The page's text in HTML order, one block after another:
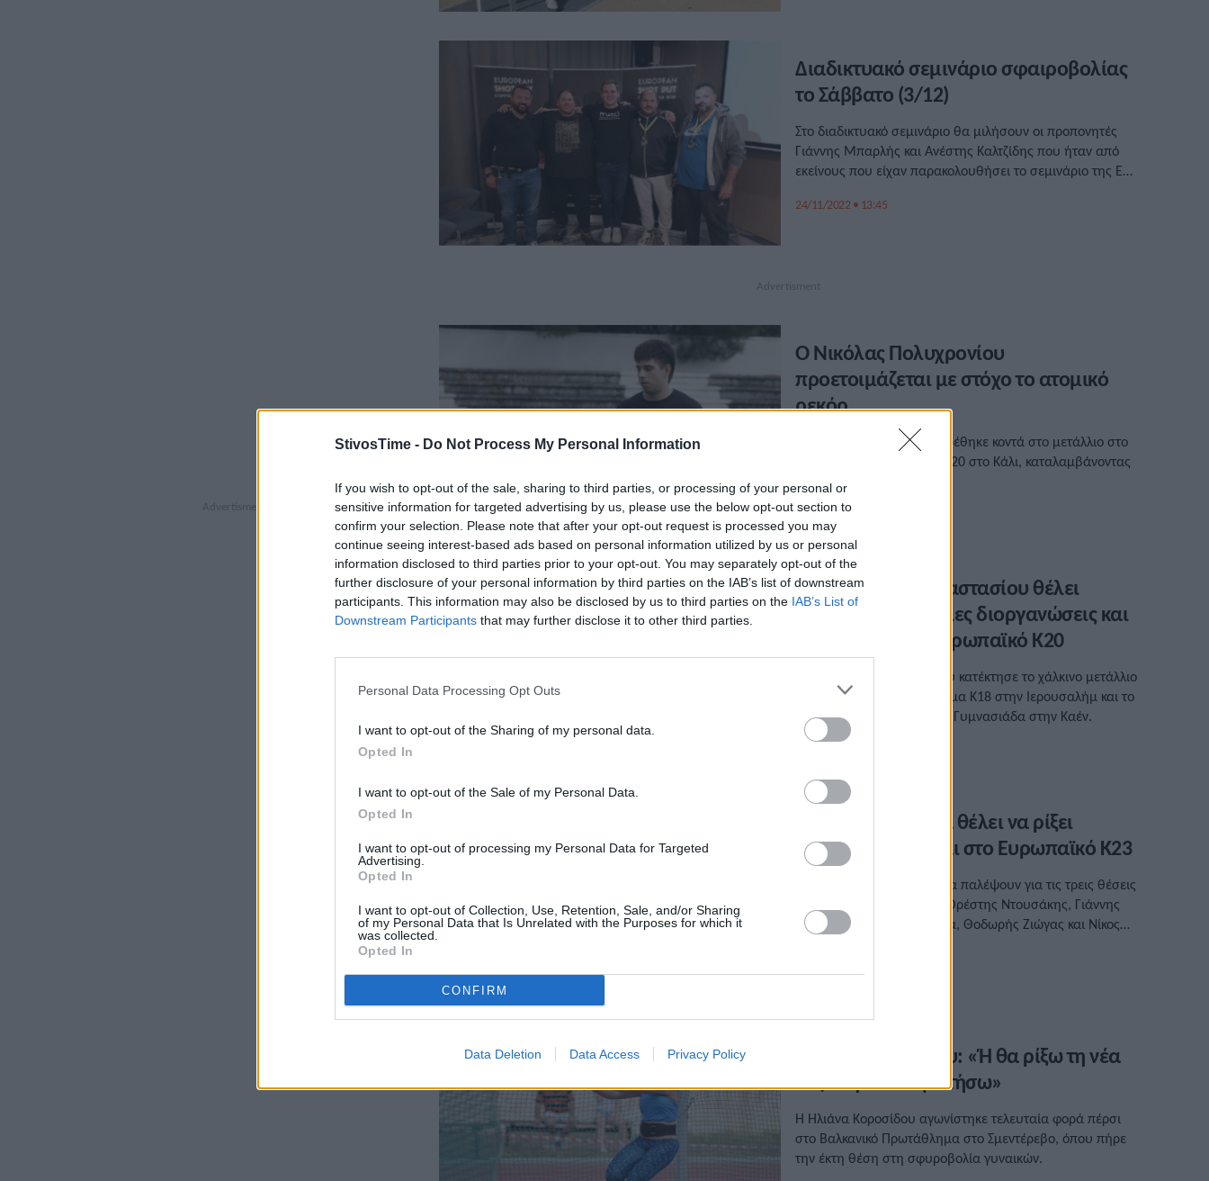
StivosTime - Do Not Process My Personal Information
If you wish to opt-out of the sale, sharing to third parties, or processing of your personal or
sensitive information for targeted advertising by us, please use the below opt-out section to
confirm your selection. Please note that after your opt-out request is processed you may
continue seeing interest-based ads based on personal information utilized by us or personal
information disclosed to third parties prior to your opt-out. You may separately opt-out of the
further disclosure of your personal information by third parties on the IAB’s list of downstream
participants. This information may also be disclosed by us to third parties on the IAB’s List of
Downstream Participants that may further disclose it to other third parties.
Personal Data Processing Opt Outs
I want to opt-out of the Sharing of my personal data.
Opted In
I want to opt-out of the Sale of my Personal Data.
Opted In
I want to opt-out of processing my Personal Data for Targeted
Advertising.
Opted In
I want to opt-out of Collection, Use, Retention, Sale, and/or Sharing
of my Personal Data that Is Unrelated with the Purposes for which it
was collected.
Opted In
CONFIRM
Data Deletion Data Access Privacy Policy
Διαδικτυακό σεμινάριο σφαιροβολίας
το Σάββατο (3/12)
Στο διαδικτυακό σεμινάριο θα μιλήσουν οι προπονητές
Γιάννης Μπαρλής και Ανέστης Καλτζίδης που ήταν από
εκείνους που είχαν παρακολουθήσει το σεμινάριο της ΕΑ
24/11/2022 • 13:45
Ο Νικόλας Πολυχρονίου
προετοιμάζεται με στόχο το ατομικό
ρεκόρ
Ο Νικόλας Πολυχρονίου βρέθηκε κοντά στο μετάλλιο στο
Παγκόσμιο Πρωτάθλημα Κ20 στο Κάλι, καταλαμβάνοντας
την 4η θέση.
22/11/2022 • 12:56
Ο Γιώργος Παπαναστασίου θέλει
βάθρο στις εγχώριες διοργανώσεις και
συμμετοχή στο Ευρωπαϊκό Κ20
Ο Γιώργος Παπαναστασίου κατέκτησε το χάλκινο μετάλλιο
στο Ευρωπαϊκό Πρωτάθλημα Κ18 στην Ιερουσαλήμ και το
ασημένιο στην Παγκόσμια Γυμνασιάδα στην Καέν.
Ο Μαρκέλο Μέμα θέλει να ρίξει
μακριά το 2023 και στο Ευρωπαϊκό Κ23
Πέντε ρίπτες αναμένεται να παλέψουν για τις τρεις θέσεις
που οδηγούν στο Εσπού, Ορέστης Ντουσάκης, Γιάννης
Κορακίδης, Μαρκέλο Μέμα, Θοδωρής Ζιώγας και Νίκος
Ηλιάνα Κοροσίδου: «Ή θα ρίξω τη νέα
σεζόν ή θα σταματήσω»
Η Ηλιάνα Κοροσίδου αγωνίστηκε τελευταία φορά πέρσι
στο Βαλκανικό Πρωτάθλημα στο Σμεντέρεβο, όπου πήρε
την έκτη θέση στη σφυροβολία γυναικών.